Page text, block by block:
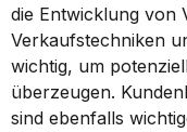
die Entwicklung von
Verkaufstechniken
wichtig, um
überzeugen.
sind ebenfalls